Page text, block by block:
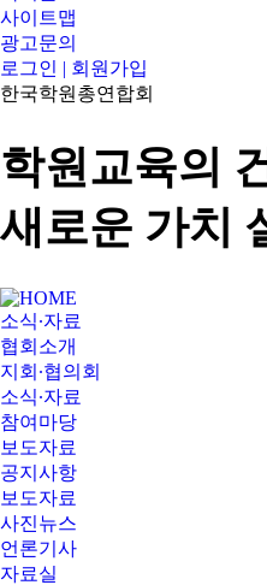
사이트맵
광고문의
로그인 | 회원가입
한국학원총연합회
학원교육의
새로운 가치
소식∙자료
협회소개
지회∙협의회
소식∙자료
참여마당
보도자료
공지사항
보도자료
사진뉴스
언론기사
자료실